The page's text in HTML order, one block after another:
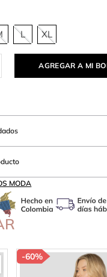
L XL
AGREGAR A MI
MODA
-60%